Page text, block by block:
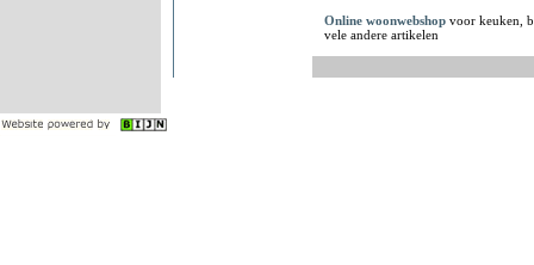
Online woonwebshop voor keuken,
vele andere artikelen